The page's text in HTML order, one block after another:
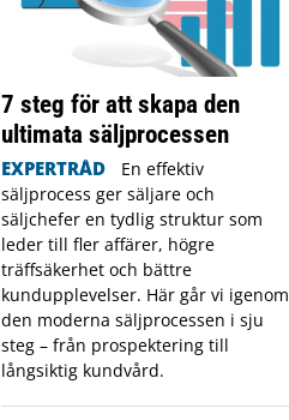
7 steg för att skapa den
ultimata säljprocessen
EXPERTRÅD
En effektiv
säljprocess ger säljare och
säljchefer en tydlig struktur som
leder till fler affärer, högre
träffsäkerhet och bättre
kundupplevelser. Här går vi igenom
den moderna säljprocessen i sju
steg – från prospektering till
långsiktig kundvård.